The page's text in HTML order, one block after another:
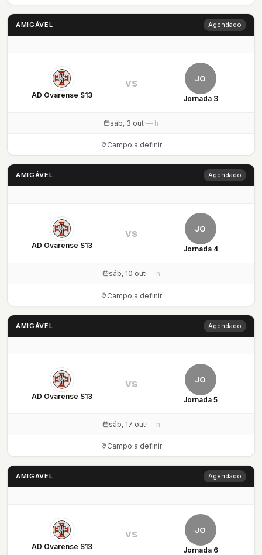
AMIGÁVEL Agendado
AD Ovarense S13
JO
Jornada 3
vs
sáb, 3 out·— h
Campo a definir
AMIGÁVEL Agendado
AD Ovarense S13
JO
Jornada 4
vs
sáb, 10 out·— h
Campo a definir
AMIGÁVEL Agendado
AD Ovarense S13
JO
Jornada 5
vs
sáb, 17 out·— h
Campo a definir
AMIGÁVEL Agendado
AD Ovarense S13
JO
Jornada 6
vs